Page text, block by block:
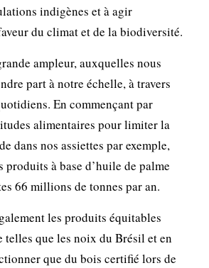
indigènes et à agir
du climat et de la biodiversité.
ampleur, auxquelles nous
part à notre échelle, à travers
En commençant par
alimentaires pour limiter la
dans nos assiettes par exemple,
produits à base d’huile de palme
66 millions de tonnes par an.
les produits équitables
telles que les noix du Brésil et en
que du bois certifié lors de